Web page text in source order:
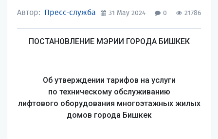
Автор: Пресс-служба 31 May 2024 0 21786
ПОСТАНОВЛЕНИЕ МЭРИИ ГОРОДА БИШКЕК
Об утверждении тарифов на услуги
по техническому обслуживанию
лифтового оборудования многоэтажных жилых
домов города Бишкек